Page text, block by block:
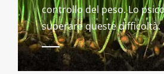
controllo del peso. Lo
superare queste difficoltà.